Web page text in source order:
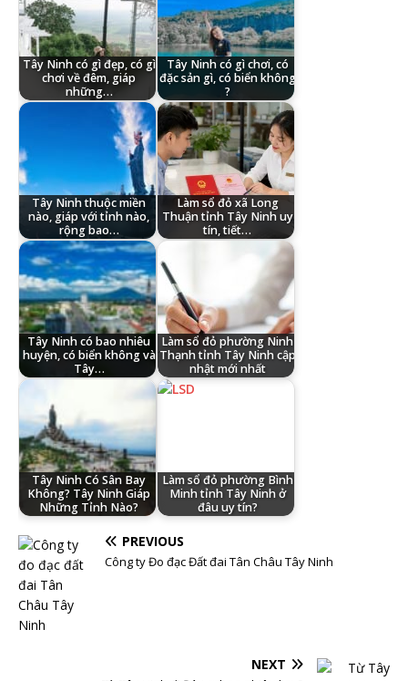
Tây Ninh có gì đẹp, có gì
chơi về đêm, giáp
những…
Tây Ninh có gì chơi, có
đặc sản gì, có biển không
?
Tây Ninh thuộc miền
nào, giáp với tỉnh nào,
rộng bao…
Làm sổ đỏ xã Long
Thuận tỉnh Tây Ninh uy
tín, tiết…
Tây Ninh có bao nhiêu
huyện, có biển không và
Tây…
Làm sổ đỏ phường Ninh
Thạnh tỉnh Tây Ninh cập
nhật mới nhất
Tây Ninh Có Sân Bay
Không? Tây Ninh Giáp
Những Tỉnh Nào?
Làm sổ đỏ phường Bình
Minh tỉnh Tây Ninh ở
đâu uy tín?
PREVIOUS
Công ty Đo đạc Đất đai Tân Châu Tây Ninh
NEXT